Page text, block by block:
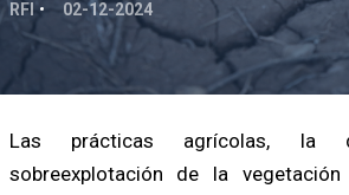
RFI 02-12-2024
Las prácticas agrícolas, la
sobreexplotación de la